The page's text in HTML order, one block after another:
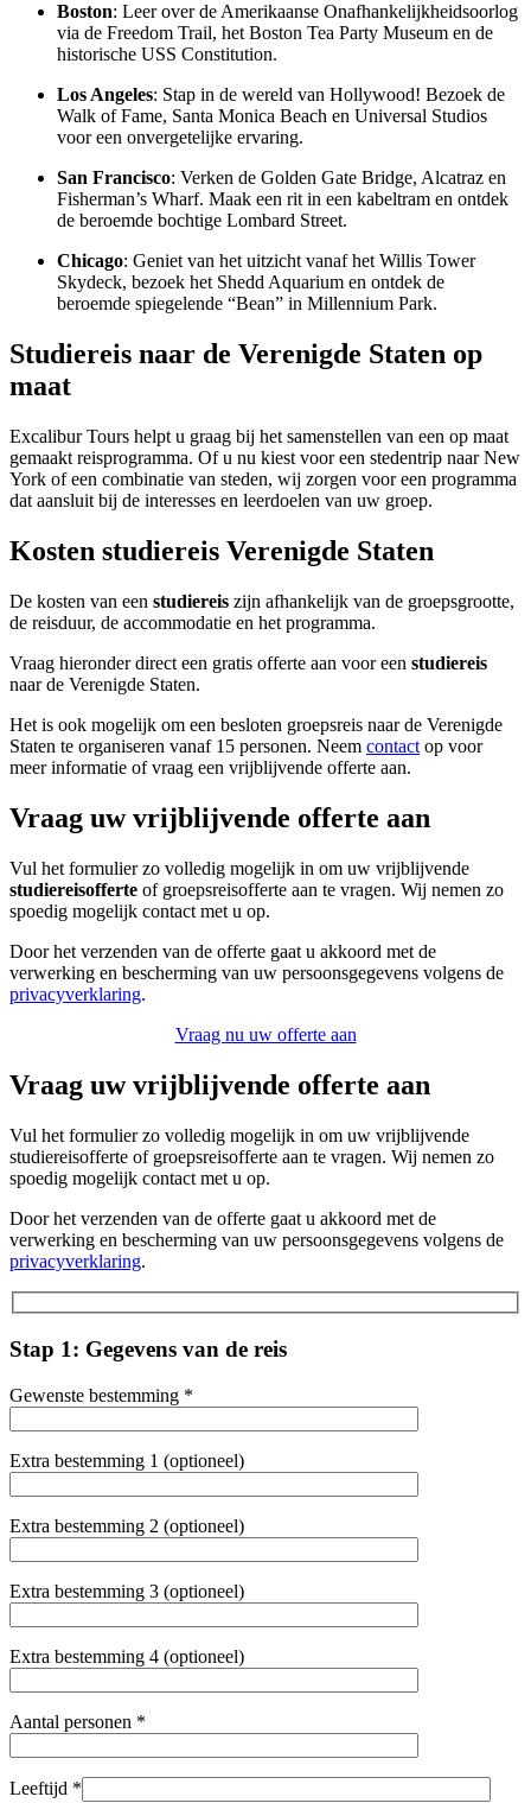
Boston: Leer over de Amerikaanse Onafhankelijkheidsoorlog
via de Freedom Trail, het Boston Tea Party Museum en de
historische USS Constitution.
Los Angeles: Stap in de wereld van Hollywood! Bezoek de
Walk of Fame, Santa Monica Beach en Universal Studios
voor een onvergetelijke ervaring.
San Francisco: Verken de Golden Gate Bridge, Alcatraz en
Fisherman’s Wharf. Maak een rit in een kabeltram en ontdek
de beroemde bochtige Lombard Street.
Chicago: Geniet van het uitzicht vanaf het Willis Tower
Skydeck, bezoek het Shedd Aquarium en ontdek de
beroemde spiegelende “Bean” in Millennium Park.
Studiereis naar de Verenigde Staten op
maat
Excalibur Tours helpt u graag bij het samenstellen van een op maat
gemaakt reisprogramma. Of u nu kiest voor een stedentrip naar New
York of een combinatie van steden, wij zorgen voor een programma
dat aansluit bij de interesses en leerdoelen van uw groep.
Kosten studiereis Verenigde Staten
De kosten van een studiereis zijn afhankelijk van de groepsgrootte,
de reisduur, de accommodatie en het programma.
Vraag hieronder direct een gratis offerte aan voor een studiereis
naar de Verenigde Staten.
Het is ook mogelijk om een besloten groepsreis naar de Verenigde
Staten te organiseren vanaf 15 personen. Neem contact op voor
meer informatie of vraag een vrijblijvende offerte aan.
Vraag uw vrijblijvende offerte aan
Vul het formulier zo volledig mogelijk in om uw vrijblijvende
studiereisofferte of groepsreisofferte aan te vragen. Wij nemen zo
spoedig mogelijk contact met u op.
Door het verzenden van de offerte gaat u akkoord met de
verwerking en bescherming van uw persoonsgegevens volgens de
privacyverklaring.
Vraag nu uw offerte aan
Vraag uw vrijblijvende offerte aan
Vul het formulier zo volledig mogelijk in om uw vrijblijvende
studiereisofferte of groepsreisofferte aan te vragen. Wij nemen zo
spoedig mogelijk contact met u op.
Door het verzenden van de offerte gaat u akkoord met de
verwerking en bescherming van uw persoonsgegevens volgens de
privacyverklaring.
Stap 1: Gegevens van de reis
Gewenste bestemming *
Extra bestemming 1 (optioneel)
Extra bestemming 2 (optioneel)
Extra bestemming 3 (optioneel)
Extra bestemming 4 (optioneel)
Aantal personen *
Leeftijd *